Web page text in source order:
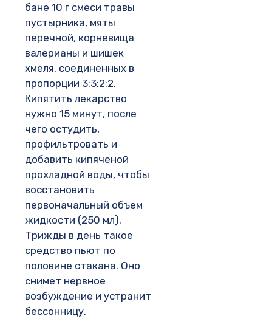
бане 10 г смеси травы
пустырника, мяты
перечной, корневища
валерианы и шишек
хмеля, соединенных в
пропорции 3:3:2:2.
Кипятить лекарство
нужно 15 минут, после
чего остудить,
профильтровать и
добавить кипяченой
прохладной воды, чтобы
восстановить
первоначальный объем
жидкости (250 мл).
Трижды в день такое
средство пьют по
половине стакана. Оно
снимет нервное
возбуждение и устранит
бессонницу.